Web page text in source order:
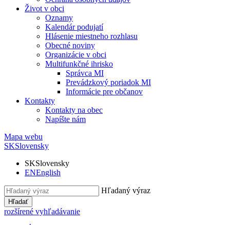
Život v obci
Oznamy
Kalendár podujatí
Hlásenie miestneho rozhlasu
Obecné noviny
Organizácie v obci
Multifunkčné ihrisko
Správca MI
Prevádzkový poriadok MI
Informácie pre občanov
Kontakty
Kontakty na obec
Napíšte nám
Mapa webu
SKSlovensky
SKSlovensky
ENEnglish
Hľadaný výraz
Hľadať
rozšírené vyhľadávanie